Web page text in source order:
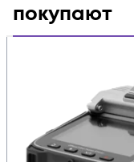
покупают